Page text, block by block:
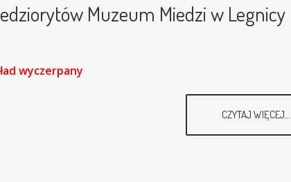
Muzeum Miedzi w Legnicy
wyczerpany
CZYTAJ WIĘCEJ...